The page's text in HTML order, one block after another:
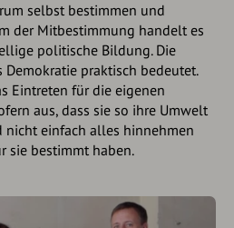
selbst bestimmen und
der Mitbestimmung handelt es
politische Bildung. Die
praktisch bedeutet.
Eintreten für die eigenen
aus, dass sie so ihre Umwelt
einfach alles hinnehmen
sie bestimmt haben.